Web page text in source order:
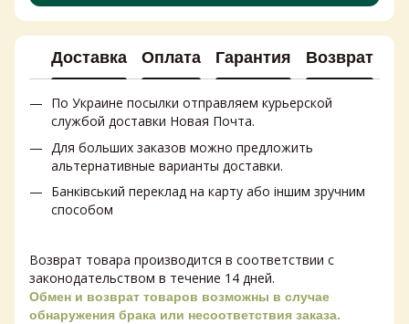
Доставка Оплата Гарантия Возврат
По Украине посылки отправляем курьерской
службой доставки Новая Почта.
Для больших заказов можно предложить
альтернативные варианты доставки.
Банківський переклад на карту або іншим зручним
способом
Возврат товара производится в соответствии с
законодательством в течение 14 дней.
Обмен и возврат товаров возможны в случае
обнаружения брака или несоответствия заказа.